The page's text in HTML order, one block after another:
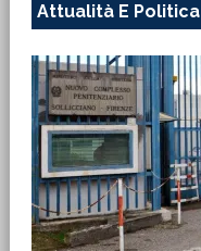
Attualità E Politica